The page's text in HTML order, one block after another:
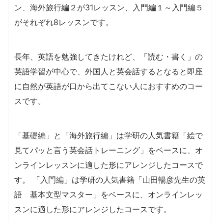
ン、海外旅行編２が31レッスン、入門編１～入門編５
がそれぞれ8レッスンです。
長年、英語を勉強してきたけれど、「読む・書く」の
英語学習が中心で、外国人と英会話するとなると即座
に自然が英語が口から出てこない人におすすめのコー
スです。
「基礎編」と「海外旅行編」は学研の人気書籍「絵で
見てパッと言う英会話トレーニング」をベースに、オ
ンラインレッスンに適した形にアレンジしたコースで
す。 「入門編」は学研の人気書籍「山田暢彦先生の英
語 基本文型マスター」をベースに、オンラインレッ
スンに適した形にアレンジしたコースです。